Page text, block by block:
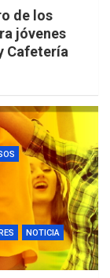
de los
jóvenes
Cafetería
NOTICIA